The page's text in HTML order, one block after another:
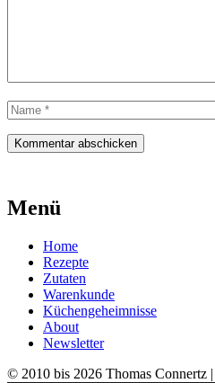
Name
Menü
Home
Rezepte
Zutaten
Warenkunde
Küchengeheimnisse
About
Newsletter
© 2010 bis 2026 Thomas Connertz |